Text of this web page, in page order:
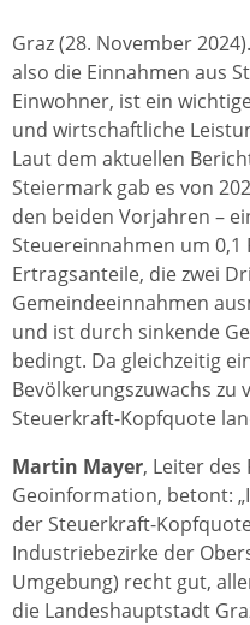
Graz (28. November
also die Einnahmen aus
Einwohner, ist ein
und wirtschaftliche
Laut dem aktuellen
Steiermark gab es von
den beiden Vorjahren –
Steuereinnahmen um 0,1
Ertragsanteile, die zwei
Gemeindeeinnahmen
und ist durch sinkende
bedingt. Da gleichzeitig
Bevölkerungszuwachs zu
Steuerkraft-Kopfquote
Martin Mayer, Leiter des
Geoinformation, betont:
der Steuerkraft-
Industriebezirke der
Umgebung) recht gut,
die Landeshauptstadt